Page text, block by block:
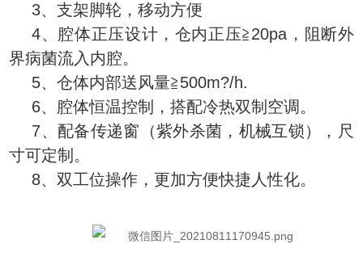
3、支架脚轮，移动方便
4、腔体正压设计，仓内正压≧20pa，阻断外
界病菌流入内腔。
5、仓体内部送风量≧500m?/h.
6、腔体恒温控制，搭配冷热双制空调。
7、配备传递窗（紫外杀菌，机械互锁），尺
寸可定制。
8、双工位操作，更加方便快捷人性化。